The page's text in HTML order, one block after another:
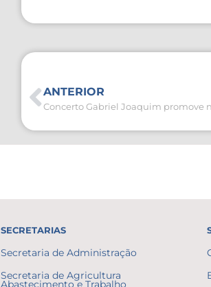
ANTERIOR
SECRETARIAS
Secretaria de Administração
Secretaria de Agricultura
Abastecimento e Trabalho